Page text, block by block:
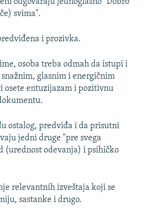
odgovaraju jednoglasno "Dobro
svima".
i prozivka.
osoba treba odmah da istupi i
snažnim, glasnim i energičnim
osete entuzijazam i pozitivnu
ostalog, predviđa i da prisutni
jedni druge "pre svega
(urednost odevanja) i psihičko
relevantnih izveštaja koji se
sastanke i drugo.